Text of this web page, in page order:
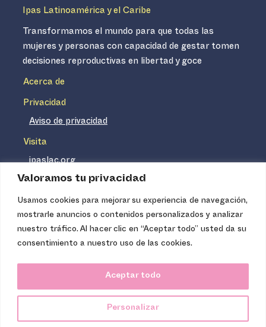
Valoramos tu privacidad
Usamos cookies para mejorar su experiencia de navegación,
mostrarle anuncios o contenidos personalizados y analizar
nuestro tráfico. Al hacer clic en “Aceptar todo” usted da su
consentimiento a nuestro uso de las cookies.
Personalizar
Aceptar todo
Ipas Latinoamérica y el Caribe
Transformamos el mundo para que todas las
mujeres y personas con capacidad de gestar tomen
decisiones reproductivas en libertad y goce
Acerca de
Privacidad
Aviso de privacidad
Visita
ipaslac.org
ipasmexico.org
Ipas no es un distribuidor de insumos médicos. Nuestros
servicios se concentran, entre otros, en la difusión de
técnica necesaria para proveer servicios de aborto seguro
de calidad. Los servicios que ofrecemos no tienen costo
carácter no lucrativo.